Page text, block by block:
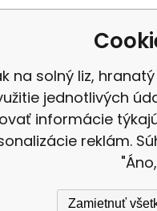
na solný liz,
jednotlivých
informácie
reklám.
Zamietnuť